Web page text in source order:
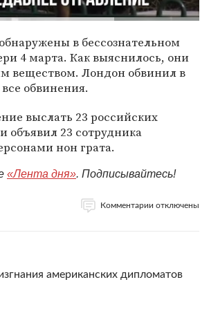
в бессознательном
4 марта. Как выяснилось, они
веществом. Лондон обвинил в
обвинения.
выслать 23 российских
объявил 23 сотрудника
нон грата.
«Лента дня». Подписывайтесь!
Комментарии отключены
американских дипломатов